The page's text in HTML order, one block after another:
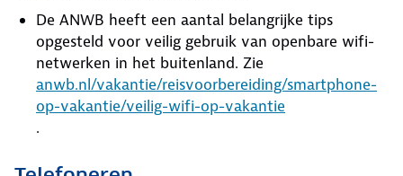
De ANWB heeft een aantal belangrijke tips
opgesteld voor veilig gebruik van openbare wifi-
netwerken in het buitenland. Zie
anwb.nl/vakantie/reisvoorbereiding/smartphone-
op-vakantie/veilig-wifi-op-vakantie
.